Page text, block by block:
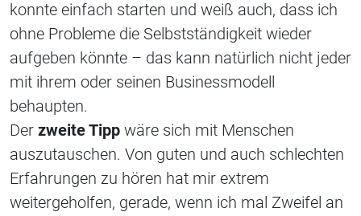
konnte einfach starten und weiß auch, dass ich
ohne Probleme die Selbstständigkeit wieder
aufgeben könnte – das kann natürlich nicht jeder
mit ihrem oder seinen Businessmodell
behaupten.
Der zweite Tipp wäre sich mit Menschen
auszutauschen. Von guten und auch schlechten
Erfahrungen zu hören hat mir extrem
weitergeholfen, gerade, wenn ich mal Zweifel an